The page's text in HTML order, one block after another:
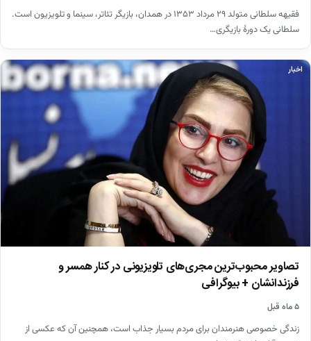
فقیهه سلطانی متولد ۲۹ مرداد ۱۳۵۳ در همدان، بازیگر تئاتر، سینما و تلویزیون است.
سلطانی یک دورهٔ بازیگری…
اخبار
تصاویر محبوب‌ترین مجری‌های تلویزیونی در کنار همسر و
فرزندانشان + بیوگرافی
۵ ماه قبل
زندگی خصوصی هنرمندان برای مردم بسیار جذاب است، همچنین آن که عکسی از